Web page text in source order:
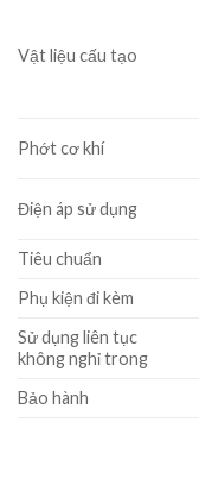
Vật liệu cấu tạo
Phớt cơ khí
Điện áp sử dụng
Tiêu chuẩn
Phụ kiện đi kèm
Sử dụng liên tục
không nghỉ trong
Bảo hành